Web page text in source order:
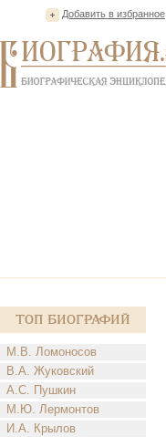
Добавить в избранное
Топ Биографий
М.В. Ломоносов
В.А. Жуковский
А.С. Пушкин
М.Ю. Лермонтов
И.А. Крылов